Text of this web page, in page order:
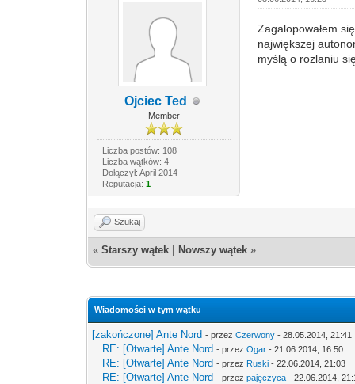
Ojciec Ted
Member
Liczba postów: 108
Liczba wątków: 4
Dołączył: April 2014
Reputacja: 1
Zagalopowałem
największej
myślą o rozlaniu
Szukaj
«Starszy wątek Nowszy wątek »
Wiadomości w tym wątku
[zakończone] Ante Nord - przezCzerwony - 28.05.2014, 21:41
RE: [Otwarte] Ante Nord - przezOgar - 21.06.2014, 16:50
RE: [Otwarte] Ante Nord - przez Ruski - 22.06.2014, 21:03
RE: [Otwarte] Ante Nord - przezpajęczyca - 22.06.2014,